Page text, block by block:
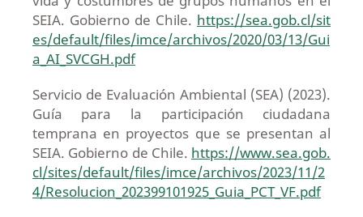
SEIA. Gobierno de Chile. https://sea.gob.cl/sit
es/default/files/imce/archivos/2020/03/13/Gui
a_AI_SVCGH.pdf
Servicio de Evaluación Ambiental (SEA) (2023).
Guía para la participación ciudadana
temprana en proyectos que se presentan al
SEIA. Gobierno de Chile. https://www.sea.gob.
cl/sites/default/files/imce/archivos/2023/11/2
4/Resolucion_202399101925_Guia_PCT_VF.pdf